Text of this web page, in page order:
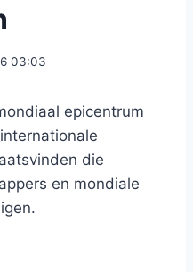
03:03
epicentrum
die
en mondiale